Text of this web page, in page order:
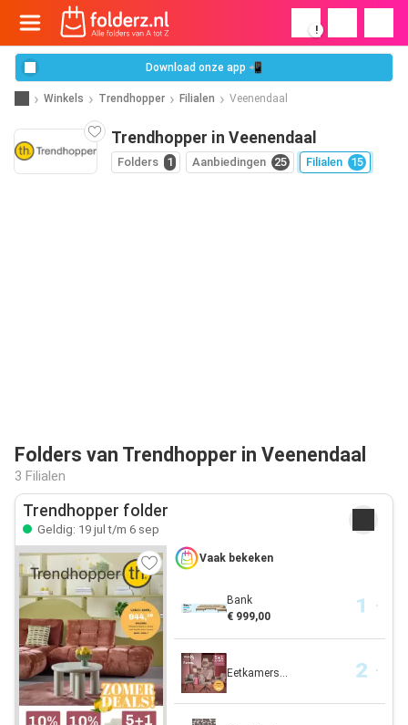
!
Download onze app 📲
Winkels Trendhopper Filialen Veenendaal
Trendhopper in Veenendaal
Folders 1 Aanbiedingen 25 Filialen 15
Folders van Trendhopper in Veenendaal
3 Filialen
Trendhopper folder
Geldig: 19 jul t/m 6 sep
Vaak bekeken
Bank
€ 999,00
Eetkamers...